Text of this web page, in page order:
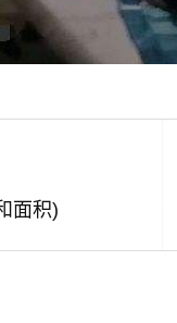
面积)